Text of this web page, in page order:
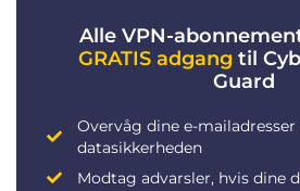
Alle VPN-
GRATIS adgang til
Guard
Overvåg dine e-
datasikkerheden
Modtag advarsler, hvis dine